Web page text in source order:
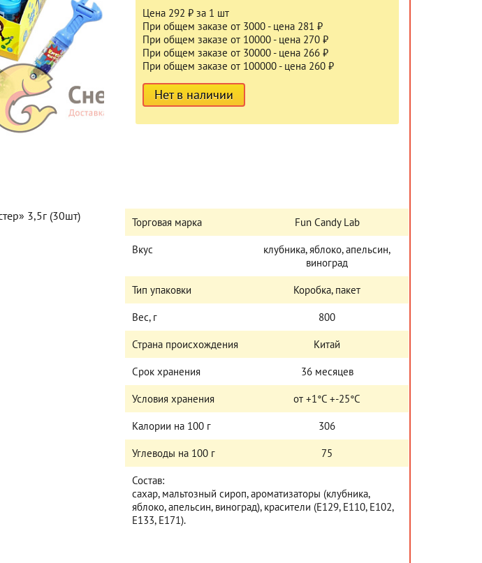
Цена 292 ₽ за 1 шт
При общем заказе от 3000 - цена 281 ₽
При общем заказе от 10000 - цена 270 ₽
При общем заказе от 30000 - цена 266 ₽
При общем заказе от 100000 - цена 260 ₽
Нет в наличии
3,5г (30шт) Торговая марка Fun Candy Lab
Вкус
клубника, яблоко, апельсин,
виноград
Тип упаковки Коробка, пакет
Вес, г 800
Страна происхождения Китай
Срок хранения 36 месяцев
Условия хранения от +1°С +-25°С
Калории на 100 г 306
Углеводы на 100 г 75
Состав:
сахар, мальтозный сироп, ароматизаторы (клубника,
яблоко, апельсин, виноград), красители (Е129, Е110, Е102,
Е133, Е171).